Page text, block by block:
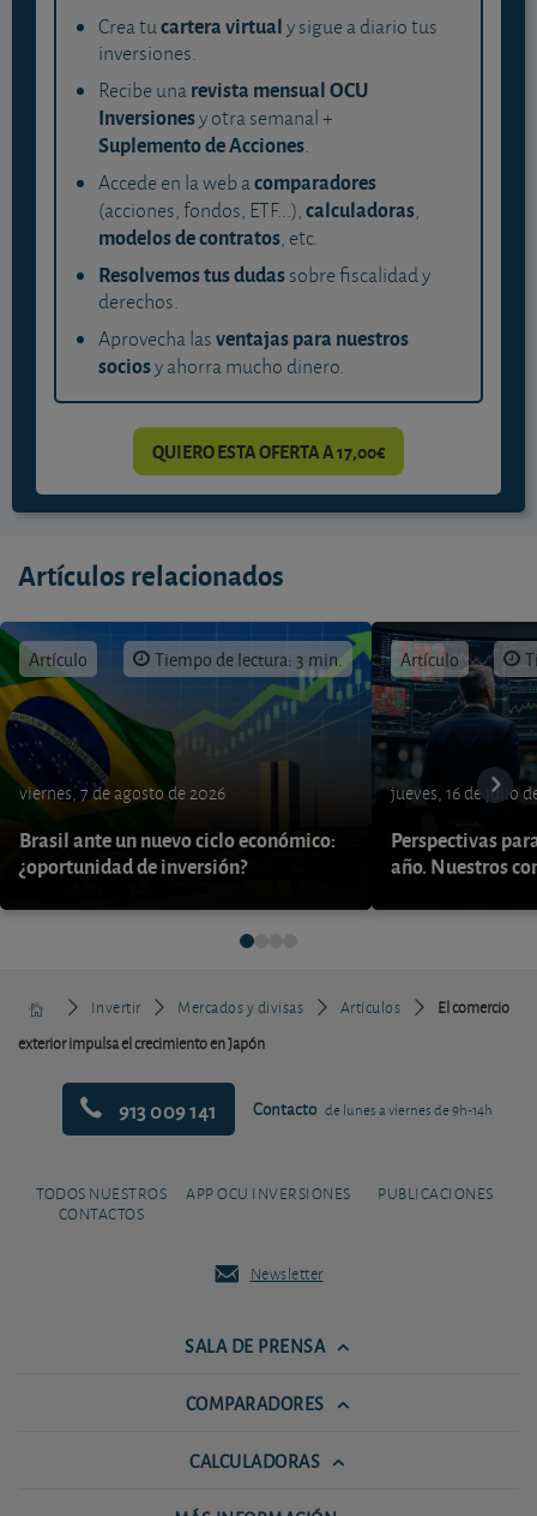
Crea tucartera virtualy sigue a diario tus
inversiones.
Recibe unarevista mensual OCU
Inversionesy otra semanal +
Suplemento de Acciones.
Accede en la web acomparadores
(acciones, fondos, ETF...),calculadoras,
modelos de contratos, etc.
Resolvemos tus dudassobre fiscalidad y
derechos.
Aprovecha lasventajas para nuestros
sociosy ahorra mucho dinero.
QUIERO ESTA OFERTA A 17,00€
Artículos relacionados
Artículo Tiempo de lectura: 3 min.
viernes, 7 de agosto de 2026
Brasil ante un nuevo ciclo económico:
¿oportunidad de inversión?
Artículo
jueves, 16 de julio
Perspectivas
año. Nuestros
Invertir Mercados y divisas Artículos
El comercio
exterior impulsa el crecimiento en Japón
913 009 141 Contacto de lunes a viernes de 9h-14h
TODOS NUESTROS
CONTACTOS
APP OCU INVERSIONES PUBLICACIONES
Newsletter
SALA DE PRENSA
COMPARADORES
CALCULADORAS